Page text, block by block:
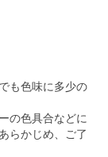
も色味に多少の
の色具合などに
らかじめ、ご了